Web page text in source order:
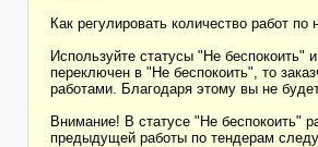
Как регулировать количество работ
Используйте статусы "Не беспокоить"
переключен в "Не беспокоить", то
работами. Благодаря этому вы не
Внимание! В статусе "Не беспокоить"
предыдущей работы по тендерам